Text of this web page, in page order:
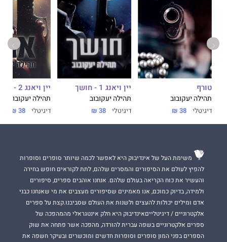
טורף
תהילה יעקובוב
דיגיטלי 38 ₪
יין ויאנג 1 - חושך
תהילה יעקובוב
דיגיטלי 38 ₪
יין ויאנג 2 - אור
תהילה יעקובוב
דיגיטלי 38 ₪
משימת העל של אינדיבוק היא לאפשר לכמה שיותר סופרים וסופרות
להפיץ לעולם את הסיפורים והמסרים שלהם, לתת לקוראים חופש בחירה
והעשיר את כוח הקריאה בעולם שלהם. אנחנו אוהבים ספרים, סיפורים
ולמידה, בדיוק כמוכם, אנו מאמינים שסיפורים מעצבים את מי שאנחנו כבני
אדם ומילים יכולות להעצים ולשנות את העולם שסביבנו.קצת על ספרים
אלקטרוניים / דיגיטלייםאינדיבוק היא חלק אינטגראלי מהמהפכה של
ספרים אלקטרוניים בשפה עברית להורדה, מהפכה אשר פתחה את שוק
הספרים בפני המון סופרים וסופרות חדשים ומוכשרים ובעיקר חשפה את